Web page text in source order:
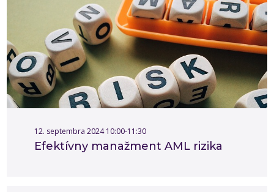
12. septembra 2024 10:00-11:30
Efektívny manažment AML rizika